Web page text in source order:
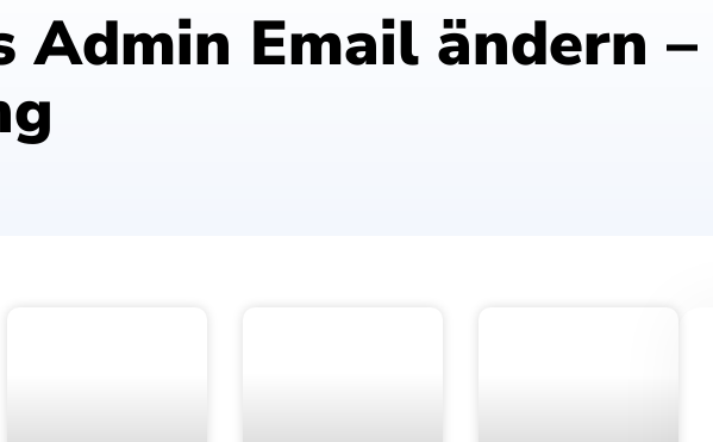
Admin Email ändern